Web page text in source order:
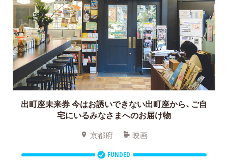
出町座未来券今はお誘いできない出町座から、ご自
宅にいるみなさまへのお届け物
京都府 映画
FUNDED